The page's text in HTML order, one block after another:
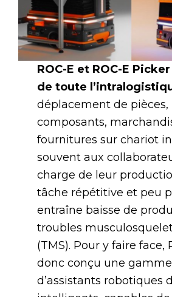
ROC-E et ROC-E
de toute
déplacement de pièces,
composants,
fournitures sur chariot
souvent aux
charge de leur
tâche répétitive et peu
entraîne baisse de
troubles
(TMS). Pour y faire face,
donc conçu une gamme
d’assistants robotiques